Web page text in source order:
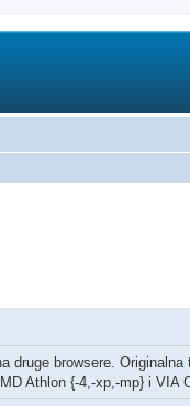
druge browsere.
Athlon {-4,-xp,-mp} i VIA